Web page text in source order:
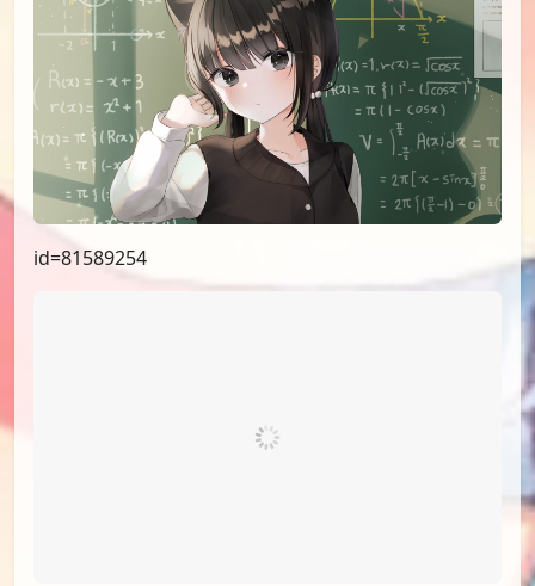
id=81589254